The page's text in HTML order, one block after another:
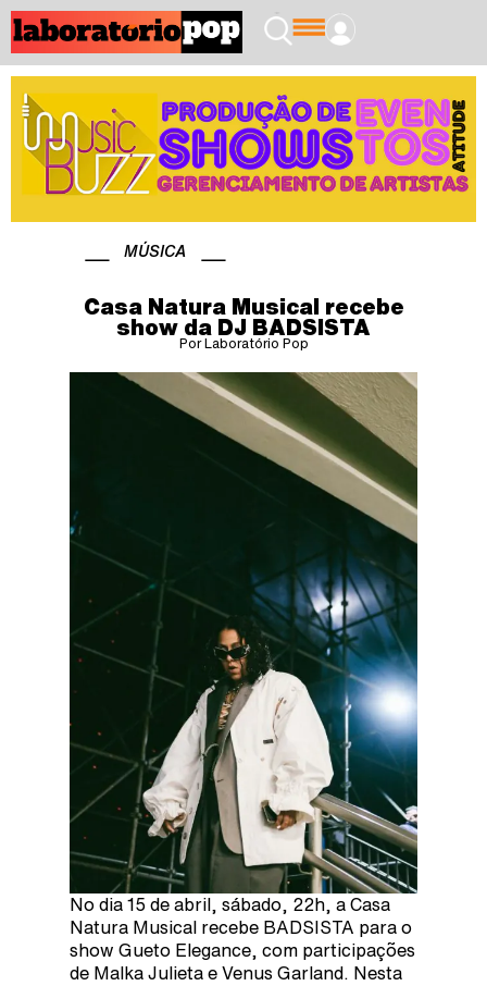
MÚSICA
Casa Natura Musical recebe
show da DJ BADSISTA
Por Laboratório Pop
No dia 15 de abril, sábado, 22h, a Casa
Natura Musical recebe BADSISTA para o
show Gueto Elegance, com participações
de Malka Julieta e Venus Garland. Nesta